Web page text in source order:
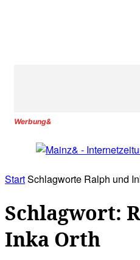
Werbung&
StartSchlagworte Ralph und
Schlagwort:
Inka Orth